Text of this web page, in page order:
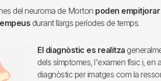
del neuroma de Morton poden
durant llargs períodes de temps.
El diagnòstic es realitza
dels símptomes, l'examen físic i, en
diagnòstic per imatges com la